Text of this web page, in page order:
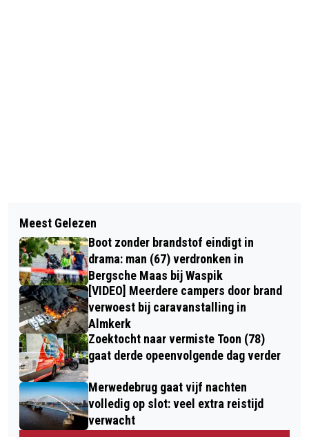
BRANDWEER HAALT ZWAARGEWONDE
VROUW UIT BRANDENDE WONING IN
DEN BOSCH
’MOOIE ZONSOPKOMST’ ZORGT VOOR
PANIEK RONDOM HELMONDSE
SCHOOL: MENSEN OP DAK
Meest Gelezen
Boot zonder brandstof eindigt in
drama: man (67) verdronken in
Bergsche Maas bij Waspik
[VIDEO] Meerdere campers door brand
verwoest bij caravanstalling in
Almkerk
Zoektocht naar vermiste Toon (78)
gaat derde opeenvolgende dag verder
Merwedebrug gaat vijf nachten
volledig op slot: veel extra reistijd
verwacht